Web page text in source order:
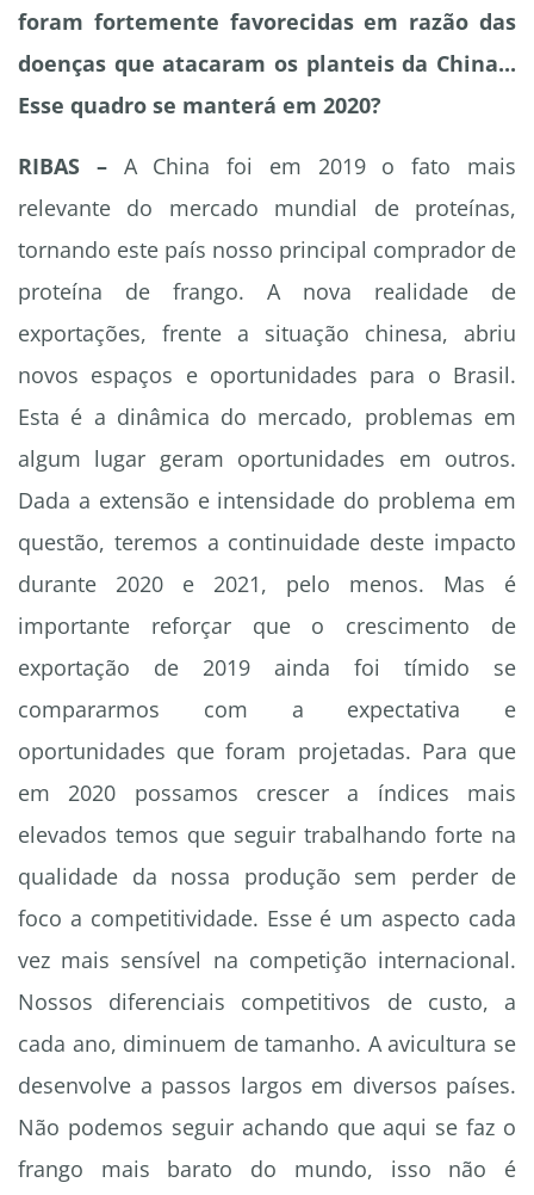
foram fortemente favorecidas em razão das
doenças que atacaram os planteis da China...
Esse quadro se manterá em 2020?
RIBAS –A China foi em 2019 o fato mais
relevante do mercado mundial de proteínas,
tornando este país nosso principal comprador de
proteína de frango. A nova realidade de
exportações, frente a situação chinesa, abriu
novos espaços e oportunidades para o Brasil.
Esta é a dinâmica do mercado, problemas em
algum lugar geram oportunidades em outros.
Dada a extensão e intensidade do problema em
questão, teremos a continuidade deste impacto
durante 2020 e 2021, pelo menos. Mas é
importante reforçar que o crescimento de
exportação de 2019 ainda foi tímido se
compararmos com a expectativa e
oportunidades que foram projetadas. Para que
em 2020 possamos crescer a índices mais
elevados temos que seguir trabalhando forte na
qualidade da nossa produção sem perder de
foco a competitividade. Esse é um aspecto cada
vez mais sensível na competição internacional.
Nossos diferenciais competitivos de custo, a
cada ano, diminuem de tamanho. A avicultura se
desenvolve a passos largos em diversos países.
Não podemos seguir achando que aqui se faz o
frango mais barato do mundo, isso não é